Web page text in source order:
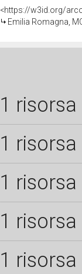
<https://w3id.org/
Emilia Romagna,
1 risorsa
1 risorsa
1 risorsa
1 risorsa
1 risorsa